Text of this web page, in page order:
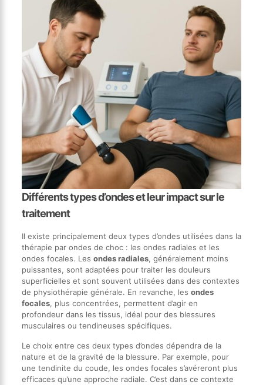
Différents types d’ondes et leur impact sur le
traitement
Il existe principalement deux types d’ondes utilisées dans la
thérapie par ondes de choc : les ondes radiales et les
ondes focales. Les ondes radiales, généralement moins
puissantes, sont adaptées pour traiter les douleurs
superficielles et sont souvent utilisées dans des contextes
de physiothérapie générale. En revanche, les ondes
focales, plus concentrées, permettent d’agir en
profondeur dans les tissus, idéal pour des blessures
musculaires ou tendineuses spécifiques.
Le choix entre ces deux types d’ondes dépendra de la
nature et de la gravité de la blessure. Par exemple, pour
une tendinite du coude, les ondes focales s’avéreront plus
efficaces qu’une approche radiale. C’est dans ce contexte